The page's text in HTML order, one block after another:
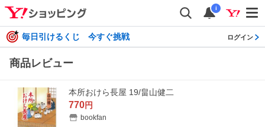
i
毎日引けるくじ 今すぐ挑戦 ログイン
商品レビュー
本所おけら長屋 19/畠山健二
770円
bookfan